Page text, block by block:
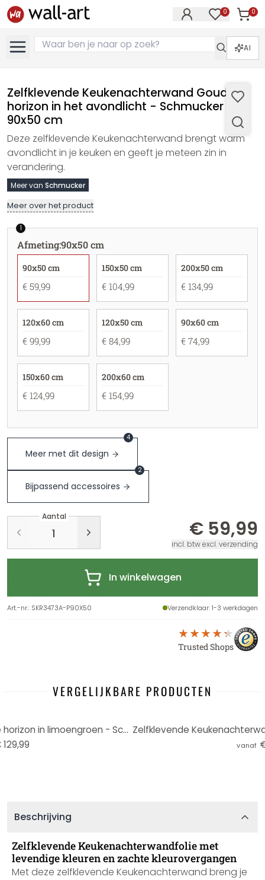
0 0
AI
Zelfklevende Keukenachterwand Gouden
horizon in het avondlicht - Schmucker -
90x50 cm
Deze zelfklevende Keukenachterwand brengt warm
avondlicht in je keuken en geeft je meteen zin in
verandering.
Meer van Schmucker
Meer over het product
1
Afmeting:90x50 cm
90x50 cm
€ 59,99
150x50 cm
€ 104,99
200x50 cm
€ 134,99
120x60 cm
€ 99,99
120x50 cm
€ 84,99
90x60 cm
€ 74,99
150x60 cm
€ 124,99
200x60 cm
€ 154,99
Meer met dit design
4
Bijpassend accessoires
2
Aantal
€ 59,99
incl. btw excl. verzending
In winkelwagen
Art.-nr.: SKR3473A-P90X50 Verzendklaar: 1-3 werkdagen
Trusted Shops
VERGELIJKBARE PRODUCTEN
Keukenachterwand Abstracte horizon in limoengroen - Schmucker
vanaf
Beschrijving
Zelfklevende Keukenachterwandfolie met
levendige kleuren en zachte kleurovergangen
Met deze zelfklevende Keukenachterwand breng je